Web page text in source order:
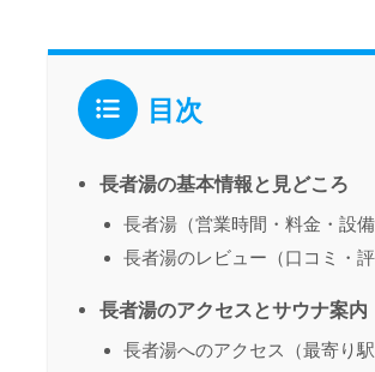
目次
長者湯の基本情報と見どころ
長者湯（営業時間・料金・設備
長者湯のレビュー（口コミ・評
長者湯のアクセスとサウナ案内
長者湯へのアクセス（最寄り駅